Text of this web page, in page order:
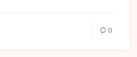
0